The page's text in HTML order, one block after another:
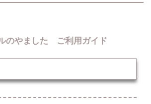
のやました ご利用ガイド